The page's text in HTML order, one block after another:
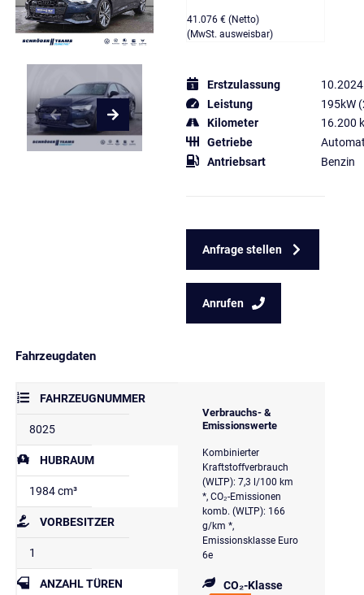
41.076 € (Netto)
(MwSt. ausweisbar)
Erstzulassung
10.2024
Leistung
195kW
Kilometer
16.200
Getriebe
Antriebsart
Benzin
Anfrage stellen
Anrufen
Fahrzeugdaten
FAHRZEUGNUMMER
8025
HUBRAUM
1984 cm³
VORBESITZER
1
ANZAHL TÜREN
Verbrauchs- &
Emissionswerte
Kombinierter
Kraftstoffverbrauch
(WLTP): 7,3 l/100 km
*, CO₂-Emissionen
komb. (WLTP): 166
g/km *,
Emissionsklasse Euro
6e
CO₂-Klasse